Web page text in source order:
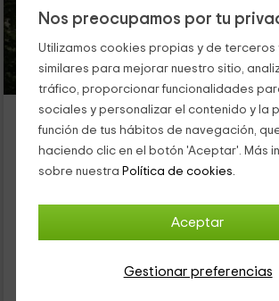
Nos preocupamos por tu
Utilizamos cookies propias y de terceros
similares para mejorar nuestro sitio,
tráfico, proporcionar funcionalidades
sociales y personalizar el contenido y la
función de tus hábitos de navegación,
haciendo clic en el botón 'Aceptar'. Más
sobre nuestra Política de cookies.
Aceptar
Gestionar preferencias
Casa de Cuento La Mallada
Alojamiento ubicado a 7.8km de
Ozuela, León
0 opiniones
Alquiler íntegro
5
3 baños
Contacto directo